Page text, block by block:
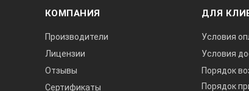
КОМПАНИЯ
Производители
Лицензии
Отзывы
Сертификаты
ДЛЯ
Условия
Условия
Порядок
Порядок